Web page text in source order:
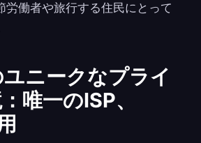
労働者や旅行する住民にとって
ニークなプライ
唯一のISP、